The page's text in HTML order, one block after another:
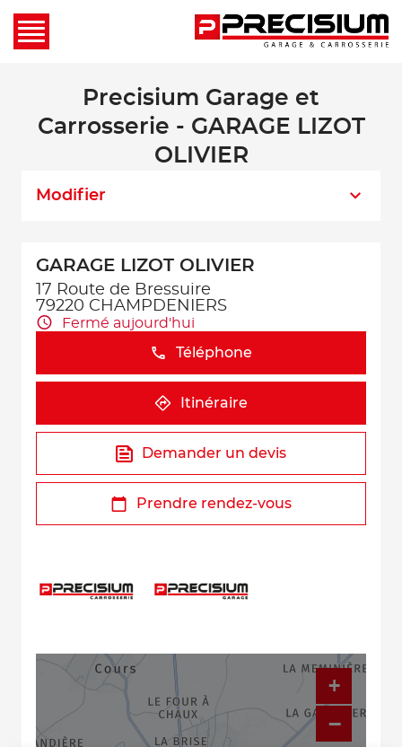
Precisium Garage et
Carrosserie - GARAGE LIZOT
OLIVIER
Modifier
GARAGE LIZOT OLIVIER
17 Route de Bressuire
79220 CHAMPDENIERS
Fermé aujourd'hui
Téléphone
Itinéraire
Demander un devis
Prendre rendez-vous
+
−